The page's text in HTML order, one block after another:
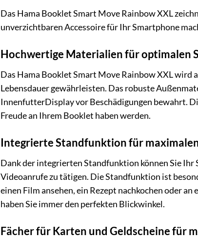
Das Hama Booklet Smart Move Rainbow XXL
unverzichtbaren Accessoire für Ihr Smartphone
Hochwertige Materialien für optimalen
Das Hama Booklet Smart Move Rainbow XXL wird
Lebensdauer gewährleisten. Das robuste
InnenfutterDisplay vor Beschädigungen bewahrt.
Freude an Ihrem Booklet haben werden.
Integrierte Standfunktion für
Dank der integrierten Standfunktion können Sie Ihr
Videoanrufe zu tätigen. Die Standfunktion ist
einen Film ansehen, ein Rezept nachkochen oder
haben Sie immer den perfekten Blickwinkel.
Fächer für Karten und Geldscheine für